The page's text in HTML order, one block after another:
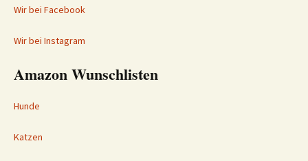
Wir bei Facebook
Wir bei Instagram
Amazon Wunschlisten
Hunde
Katzen